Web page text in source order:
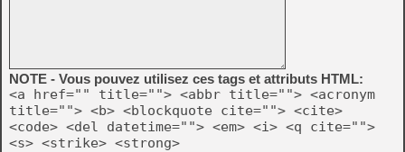
NOTE - Vous pouvez utilisez ces tags et attributs HTML:
<a href="" title=""> <abbr title=""> <acronym
title=""> <b> <blockquote cite=""> <cite>
<code> <del datetime=""> <em> <i> <q cite="">
<s> <strike> <strong>